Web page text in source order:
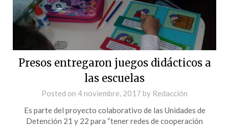
Presos entregaron juegos didácticos a
las escuelas
Posted on 4 noviembre, 2017 by Redacción
Es parte del proyecto colaborativo de las Unidades de
Detención 21 y 22 para “tener redes de cooperación